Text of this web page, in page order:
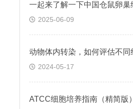
2025-06-09
2024-05-17
ATCC细胞培养指南（精简版）